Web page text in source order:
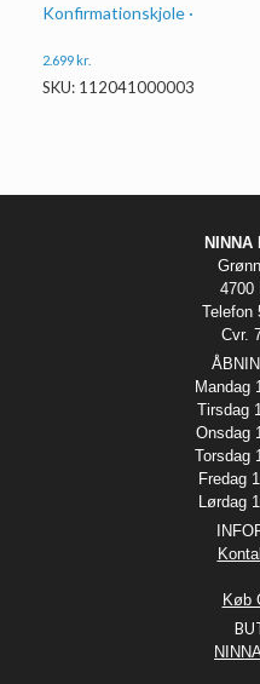
Konfirmationskjole ·
2.699kr.
SKU: 112041000003
NINNA
Telefon
Cvr.
Mandag
Tirsdag
Onsdag
Torsdag
Fredag
Lørdag
Køb